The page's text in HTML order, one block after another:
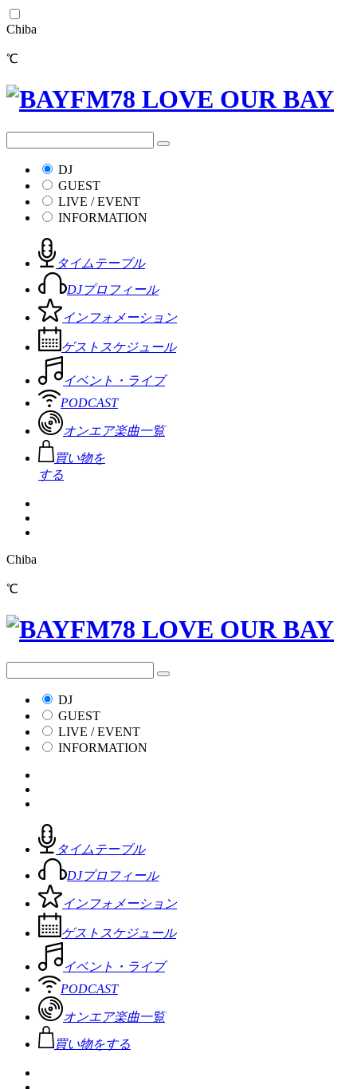
Chiba
℃
DJ
GUEST
LIVE / EVENT
INFORMATION
タイムテーブル
DJプロフィール
インフォメーション
ゲストスケジュール
イベント・ライブ
PODCAST
オンエア楽曲一覧
買い物を
する
Chiba
℃
DJ
GUEST
LIVE / EVENT
INFORMATION
タイムテーブル
DJプロフィール
インフォメーション
ゲストスケジュール
イベント・ライブ
PODCAST
オンエア楽曲一覧
買い物をする